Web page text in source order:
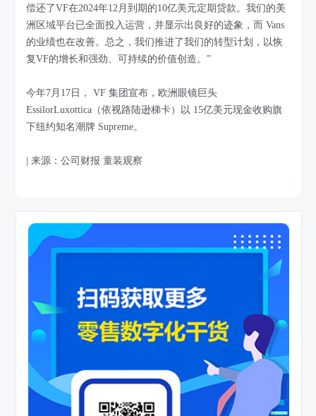
偿还了VF在2024年12月到期的10亿美元定期贷款。我们的美
洲区域平台已全面投入运营，并显示出良好的迹象，而 Vans
的业绩也在改善。总之，我们推进了我们的转型计划，以恢
复VF的增长和强劲、可持续的价值创造。”
今年7月17日， VF 集团宣布，欧洲眼镜巨头
EssilorLuxottica（依视路陆逊梯卡）以 15亿美元现金收购旗
下纽约知名潮牌 Supreme。
| 来源：公司财报 童装观察